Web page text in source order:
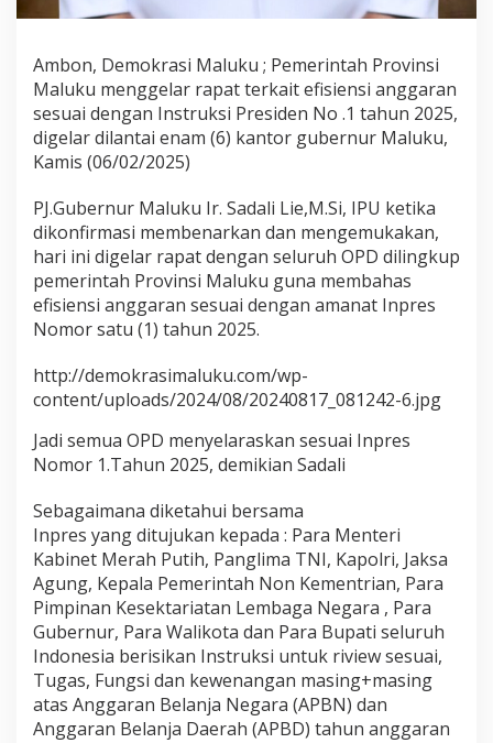
n
g
a
r
a
n
S
u
a
i
n
p
r
s
N
o
1
.
T
h
u
n
2
0
2
5
Ambon, Demokrasi Maluku ; Pemerintah Provinsi
Maluku menggelar rapat terkait efisiensi anggaran
sesuai dengan Instruksi Presiden No .1 tahun 2025,
digelar dilantai enam (6) kantor gubernur Maluku,
Kamis (06/02/2025)
PJ.Gubernur Maluku Ir. Sadali Lie,M.Si, IPU ketika
dikonfirmasi membenarkan dan mengemukakan,
hari ini digelar rapat dengan seluruh OPD dilingkup
pemerintah Provinsi Maluku guna membahas
efisiensi anggaran sesuai dengan amanat Inpres
Nomor satu (1) tahun 2025.
http://demokrasimaluku.com/wp-
content/uploads/2024/08/20240817_081242-6.jpg
Jadi semua OPD menyelaraskan sesuai Inpres
Nomor 1.Tahun 2025, demikian Sadali
Sebagaimana diketahui bersama
Inpres yang ditujukan kepada : Para Menteri
Kabinet Merah Putih, Panglima TNI, Kapolri, Jaksa
Agung, Kepala Pemerintah Non Kementrian, Para
Pimpinan Kesektariatan Lembaga Negara , Para
Gubernur, Para Walikota dan Para Bupati seluruh
Indonesia berisikan Instruksi untuk riview sesuai,
Tugas, Fungsi dan kewenangan masing+masing
atas Anggaran Belanja Negara (APBN) dan
Anggaran Belanja Daerah (APBD) tahun anggaran